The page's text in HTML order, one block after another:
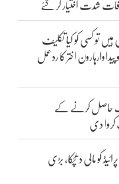
شدت اختیار کر گئے
تو کسی کو کیا تکلیف
اختر کا ردعمل
حاصل کرنے کے
کروا دی
کو مالی دھچکا، بڑی